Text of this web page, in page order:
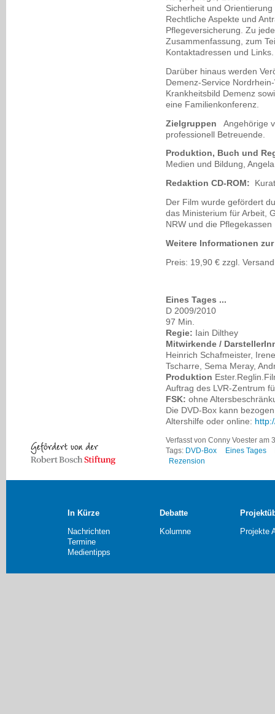
Sicherheit und
Rechtliche Aspekte und
Pflegeversicherung. Zu
Zusammenfassung, zum
Kontaktadressen und Links.
Darüber hinaus werden
Demenz-Service
Krankheitsbild Demenz
eine Familienkonferenz.
Zielgruppen Angehörige
professionell Betreuende.
Produktion, Buch und
Medien und Bildung,
Redaktion CD-ROM:
Der Film wurde gefördert
das Ministerium für Arbeit,
NRW und die Pflegekassen
Weitere Informationen
Preis: 19,90 € zzgl.
Eines Tages ...
D 2009/2010
97 Min.
Regie: Iain Dilthey
Mitwirkende /
Heinrich Schafmeister,
Tscharre, Sema Meray,
Produktion
Auftrag des LVR-Zentrum
FSK: ohne
Die DVD-Box kann
Altershilfe oder online:
Verfasst von Conny Voester am
Tags: DVD-Box Eines Tages
Rezension
In Kürze
Nachrichten
Termine
Medientipps
Debatte
Kolumne
Projekte